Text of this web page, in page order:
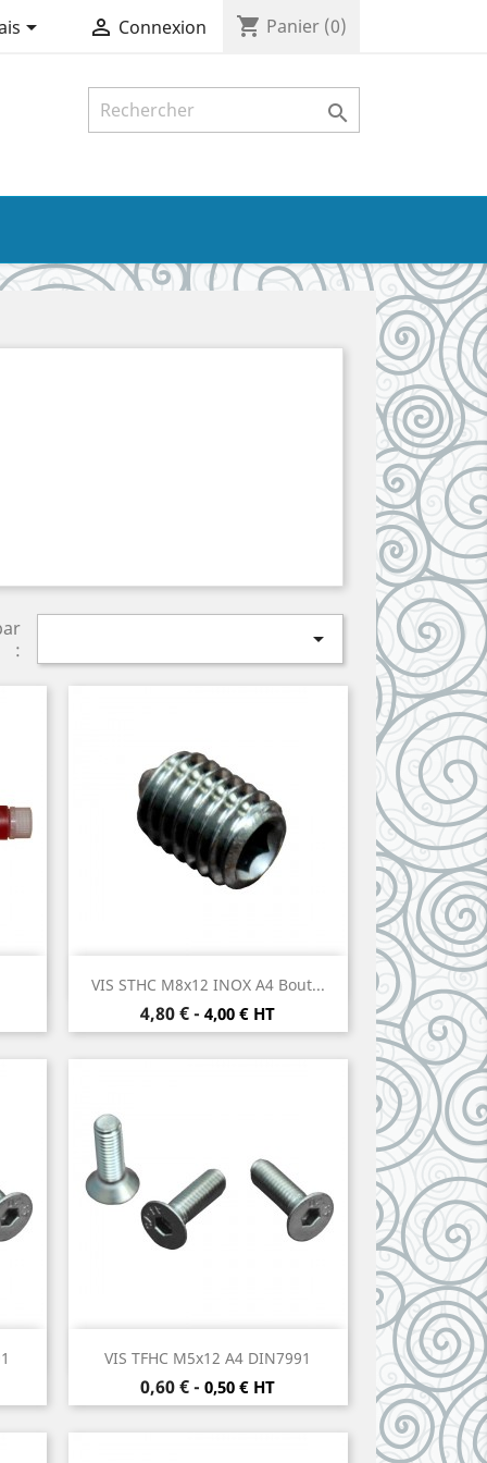
  Connexion shopping_cart Panier (0)

:

VIS STHC M8x12 INOX A4 Bout...
Prix
4,80 €- 4,00 € HT
 Aperçu rapide
VIS TFHC M5x12 A4 DIN7991
Prix
0,60 €- 0,50 € HT
Aperçu rapide